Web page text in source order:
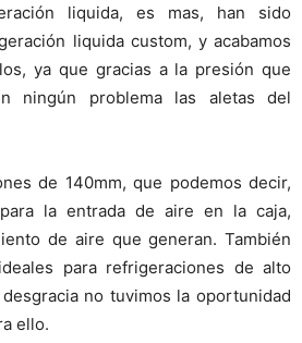
liquida, es mas, han sido
liquida custom, y acabamos
ya que gracias a la presión que
ningún problema las aletas del
de 140mm, que podemos decir,
la entrada de aire en la caja,
de aire que generan. También
para refrigeraciones de alto
no tuvimos la oportunidad
ello.